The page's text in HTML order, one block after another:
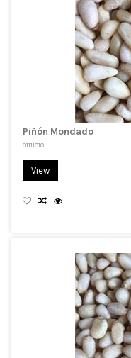
Piñón Mondado
01111010
View